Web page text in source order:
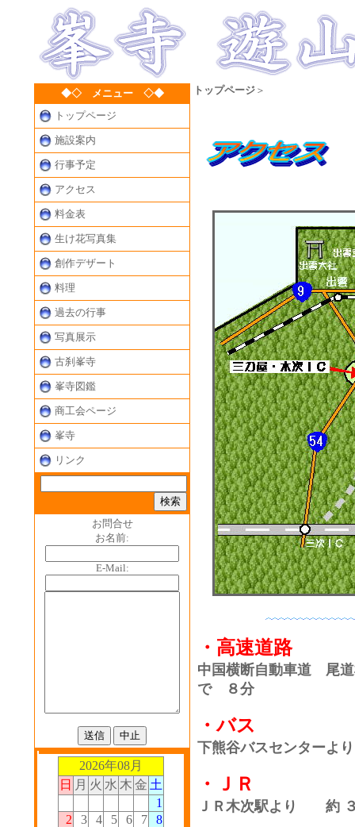
◆◇ メニュー ◇◆
トップページ
施設案内
行事予定
アクセス
料金表
生け花写真集
創作デザート
料理
過去の行事
写真展示
古刹峯寺
峯寺図鑑
商工会ページ
峯寺
リンク
お問合せ
お名前:
E-Mail:
2026年08月
日 月 火 水 木 金 土
1
2
3 4 5 6 7
8
トップページ ＞
・高速道路
中国横断自動車道
で ８分
・バス
下熊谷バスセンター
・ＪＲ
ＪＲ木次駅より 約